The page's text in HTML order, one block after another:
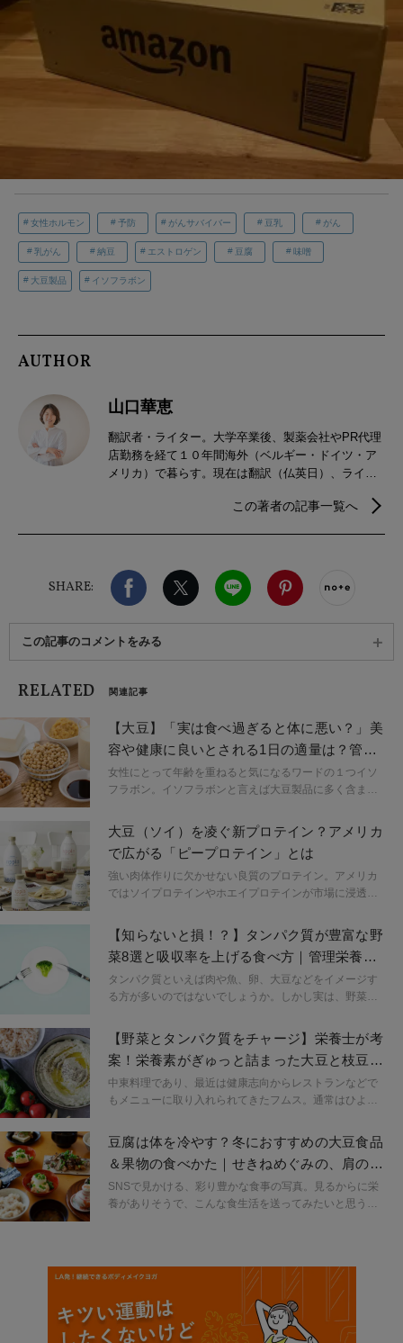
女性ホルモン 予防 がんサバイバー 豆乳 がん
乳がん 納豆 エストロゲン 豆腐 味噌
大豆製品 イソフラボン
AUTHOR
山口華恵
翻訳者・ライター。大学卒業後、製薬会社やPR代理
店勤務を経て１０年間海外（ベルギー・ドイツ・ア
メリカ）で暮らす。現在は翻訳（仏英日）、ライフ
るなど、フリーランスとして活動。趣味はヨガとイ
この著者の記事一覧へ
SHARE:
Facebook X（旧twitter）
LINE
この記事のコメントをみる
RELATED 関連記事
【大豆】「実は食べ過ぎると体に悪い？」美
容や健康に良いとされる1日の適量は？管理
栄養士が解説
女性にとって年齢を重ねると気になるワードの１つイソ
フラボン。イソフラボンと言えば大豆製品に多く含まれ
か。いくら足りないからと言っても食べすぎが怖い。今
のところ日本で報告はありませんが、海外ではイソフラ
ボンのサプリメントに対して問題があるとも言われてい
ます。多くても少なくても良くないからこそ適量をお伝
えします。
大豆（ソイ）を凌ぐ新プロテイン？アメリカ
で広がる「ピープロテイン」とは
強い肉体作りに欠かせない良質のプロテイン。アメリカ
ではソイプロテインやホエイプロテインが市場に浸透し
ションの１つとして脚光を浴びています。ピープロテイ
ンとは何か？ そして何が魅力的なのか。その実態に迫
ってみましょう。
【知らないと損！？】タンパク質が豊富な野
菜8選と吸収率を上げる食べ方｜管理栄養士
が解説
タンパク質といえば肉や魚、卵、大豆などをイメージす
る方が多いのではないでしょうか。しかし実は、野菜に
はビタミンやミネラルも含むため、筋トレや美容、健康
づくりにぴったりです。タンパク質が多い野菜8選と、効
果的な食べ方について、管理栄養士が解説します。
【野菜とタンパク質をチャージ】栄養士が考
案！栄養素がぎゅっと詰まった大豆と枝豆の
「フムス」
中東料理であり、最近は健康志向からレストランなどで
もメニューに取り入れられてきたフムス。通常はひよこ
豆と枝豆を使ってヘルシーに仕上げました。この秋冬
は、冷たいサラダの代わりにフムスを野菜にディップし
て栄養素を取り入れませんか？
豆腐は体を冷やす？冬におすすめの大豆食品
＆果物の食べかた｜せきねめぐみの、肩の力
を抜くごはん
SNSで見かける、彩り豊かな食事の写真。見るからに栄
養がありそうで、こんな食生活を送ってみたいと思う人
ん」。意識すべきポイントは、とってもシンプルです。
今日からできる「簡単な食養生」、教えてくれるのはマ
クロビオティックマイスターの関根愛さんです。